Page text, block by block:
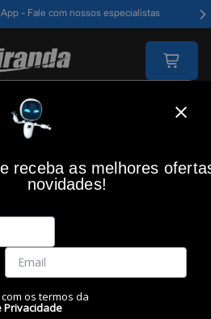
- Fale com nossos especialistas
USB-C MK306, OEX
receba as melhores
novidades!
os termos da
Privacidade